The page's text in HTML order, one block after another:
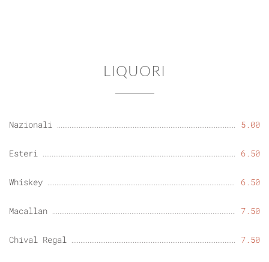
LIQUORI
Nazionali 5.00
Esteri 6.50
Whiskey 6.50
Macallan 7.50
Chival Regal 7.50